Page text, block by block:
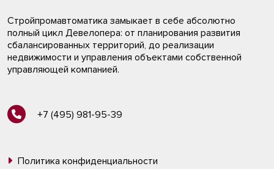
Стройпромавтоматика замыкает в себе абсолютно
полный цикл Девелопера: от планирования развития
сбалансированных территорий, до реализации
недвижимости и управления объектами собственной
управляющей компанией.
+7 (495) 981-95-39
Политика конфиденциальности